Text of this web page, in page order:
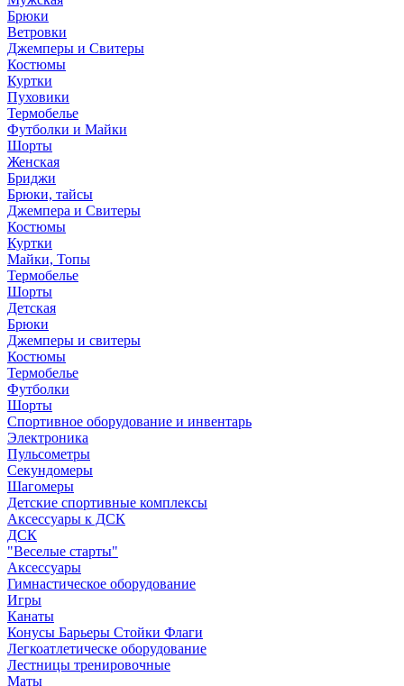
Брюки
Ветровки
Джемперы и Свитеры
Костюмы
Куртки
Пуховики
Термобелье
Футболки и Майки
Шорты
Женская
Бриджи
Брюки, тайсы
Джемпера и Свитеры
Костюмы
Куртки
Майки, Топы
Термобелье
Шорты
Детская
Брюки
Джемперы и свитеры
Костюмы
Термобелье
Футболки
Шорты
Спортивное оборудование и инвентарь
Электроника
Пульсометры
Секундомеры
Шагомеры
Детские спортивные комплексы
Аксессуары к ДСК
ДСК
"Веселые старты"
Аксессуары
Гимнастическое оборудование
Игры
Канаты
Конусы Барьеры Стойки Флаги
Легкоатлетическе оборудование
Лестницы тренировочные
Маты